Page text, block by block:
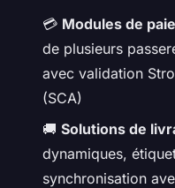
💳 Modules de
de plusieurs
avec validation
(SCA)
🚚 Solutions de
dynamiques,
synchronisation